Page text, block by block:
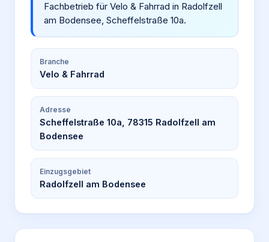
Fachbetrieb für Velo & Fahrrad in Radolfzell
am Bodensee, Scheffelstraße 10a.
Branche
Velo & Fahrrad
Adresse
Scheffelstraße 10a, 78315 Radolfzell am
Bodensee
Einzugsgebiet
Radolfzell am Bodensee